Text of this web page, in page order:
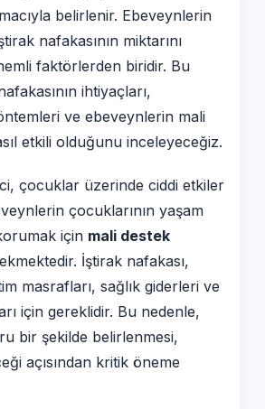
belirlenir. Ebeveynlerin
nafakasının miktarını
faktörlerden biridir. Bu
ihtiyaçları,
ve ebeveynlerin mali
etkili olduğunu inceleyeceğiz.
çocuklar üzerinde ciddi etkiler
çocuklarının yaşam
için mali destek
İştirak nafakası,
masrafları, sağlık giderleri ve
için gereklidir. Bu nedenle,
bir şekilde belirlenmesi,
açısından kritik öneme